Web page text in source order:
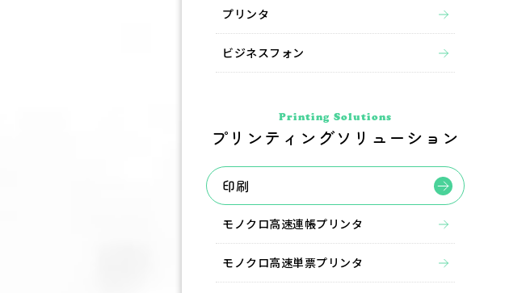
プリンタ
ビジネスフォン
Printing Solutions
プリンティングソリューション
印刷
モノクロ高速連帳プリンタ
モノクロ高速単票プリンタ